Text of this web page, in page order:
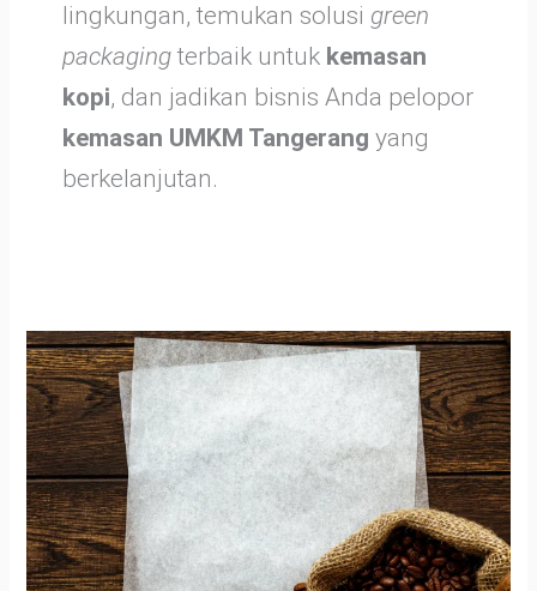
lingkungan, temukan solusi green
packagingterbaik untuk kemasan
kopi, dan jadikan bisnis Anda pelopor
kemasan UMKM Tangerang yang
berkelanjutan.
Kopi
Fruity
Sumatera
dan
Kemasan
Sustainable
untuk
UKM